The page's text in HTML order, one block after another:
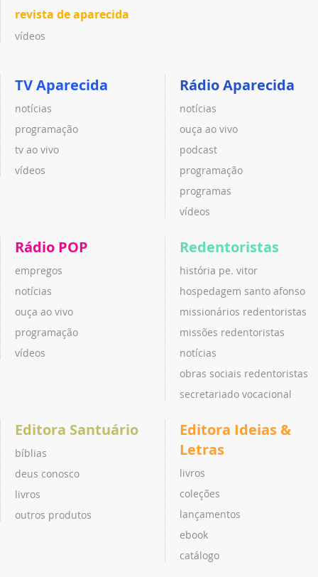
revista de aparecida
vídeos
TV Aparecida
notícias
programação
tv ao vivo
vídeos
Rádio Aparecida
notícias
ouça ao vivo
podcast
programação
programas
vídeos
Rádio POP
empregos
notícias
ouça ao vivo
programação
vídeos
Redentoristas
história pe. vitor
hospedagem santo afonso
missionários redentoristas
missões redentoristas
notícias
obras sociais redentoristas
secretariado vocacional
Editora Santuário
bíblias
deus conosco
livros
outros produtos
Editora Ideias &
Letras
livros
coleções
lançamentos
ebook
catálogo